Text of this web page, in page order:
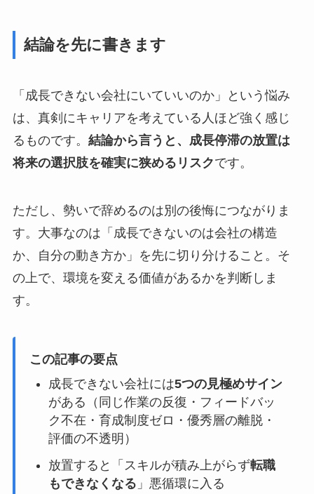
結論を先に書きます
「成長できない会社にいていいのか」という悩み
は、真剣にキャリアを考えている人ほど強く感じ
るものです。 結論から言うと、成長停滞の放置は
将来の選択肢を確実に狭めるリスクです。
ただし、勢いで辞めるのは別の後悔につながりま
す。大事なのは「成長できないのは会社の構造
か、自分の動き方か」を先に切り分けること。そ
の上で、環境を変える価値があるかを判断しま
す。
この記事の要点
成長できない会社には5つの見極めサイン
がある（同じ作業の反復・フィードバッ
ク不在・育成制度ゼロ・優秀層の離脱・
評価の不透明）
放置すると「スキルが積み上がらず転職
もできなくなる 」悪循環に入る